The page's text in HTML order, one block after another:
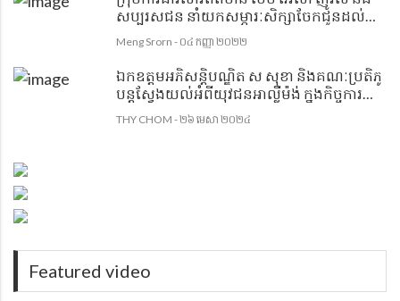
សប្បុរសជន នាំយកសម្ភារៈសិក្សាចែកជូនដល់
Meng Srorn - ០៤ កញ្ញា ២០២២
ឯកឧត្តមអភិសន្តិបណ្ឌិត ស សុខា និងគណៈប្រតិភូ
បន្តស្វែងយល់អំពីយុវជនអាល្លឺម៉ង់ ក្នុងកិច្ចការ
រដ្ឋបាលមូលដ្ឋាន និងកិច្ចសហប្រតិបត្តិការអន្តរ
ទីក្រុងដើម្បីការពារនិងសង្គ្រោះពលរដ្ឋក្នុងគ្រា
THY CHOM - ២៦ មេសា ២០២៤
Featured video